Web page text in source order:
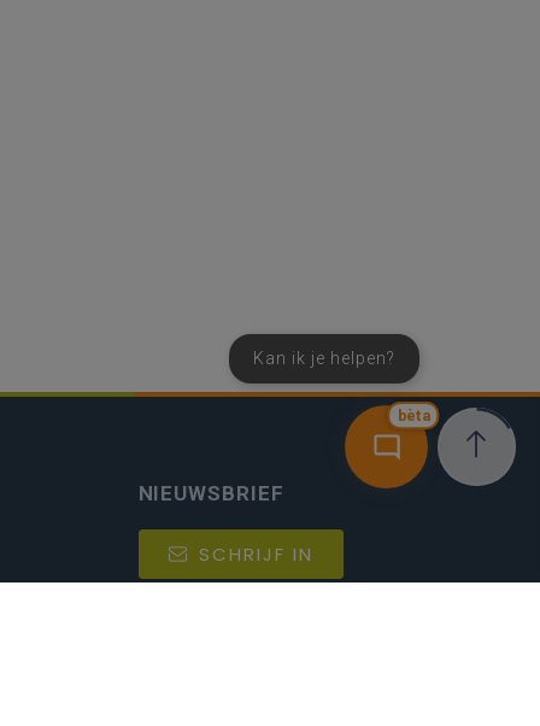
bèta
Kan ik je helpen?
NIEUWSBRIEF
SCHRIJF IN